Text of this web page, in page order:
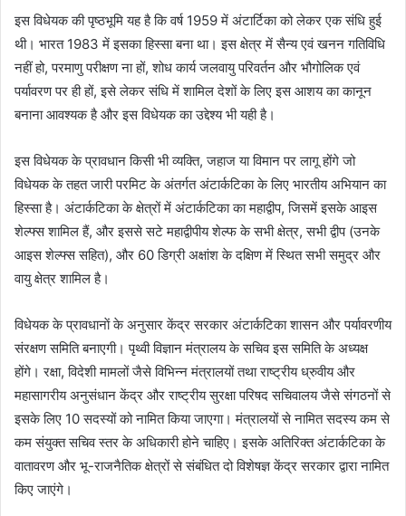
इस विधेयक की पृष्ठभूमि यह है कि वर्ष 1959 में अंटार्टिका को लेकर एक संधि हुई
थी। भारत 1983 में इसका हिस्सा बना था। इस क्षेत्र में सैन्य एवं खनन गतिविधि
नहीं हो, परमाणु परीक्षण ना हों, शोध कार्य जलवायु परिवर्तन और भौगोलिक एवं
पर्यावरण पर ही हों, इसे लेकर संधि में शामिल देशों के लिए इस आशय का कानून
बनाना आवश्यक है और इस विधेयक का उद्देश्य भी यही है।
इस विधेयक के प्रावधान किसी भी व्यक्ति, जहाज या विमान पर लागू होंगे जो
विधेयक के तहत जारी परमिट के अंतर्गत अंटार्कटिका के लिए भारतीय अभियान का
हिस्सा है। अंटार्कटिका के क्षेत्रों में अंटार्कटिका का महाद्वीप, जिसमें इसके आइस
शेल्फ्स शामिल हैं, और इससे सटे महाद्वीपीय शेल्फ के सभी क्षेत्र, सभी द्वीप (उनके
आइस शेल्फ्स सहित), और 60 डिग्री अक्षांश के दक्षिण में स्थित सभी समुद्र और
वायु क्षेत्र शामिल है।
विधेयक के प्रावधानाें के अनुसार केंद्र सरकार अंटार्कटिका शासन और पर्यावरणीय
संरक्षण समिति बनाएगी। पृथ्वी विज्ञान मंत्रालय के सचिव इस समिति के अध्यक्ष
होंगे। रक्षा, विदेशी मामलों जैसे विभिन्न मंत्रालयों तथा राष्ट्रीय ध्रुवीय और
महासागरीय अनुसंधान केंद्र और राष्ट्रीय सुरक्षा परिषद सचिवालय जैसे संगठनों से
इसके लिए 10 सदस्यों को नामित किया जाएगा। मंत्रालयों से नामित सदस्य कम से
कम संयुक्त सचिव स्तर के अधिकारी होने चाहिए। इसके अतिरिक्त अंटार्कटिका के
वातावरण और भू-राजनैतिक क्षेत्रों से संबंधित दो विशेषज्ञ केंद्र सरकार द्वारा नामित
किए जाएंगे।